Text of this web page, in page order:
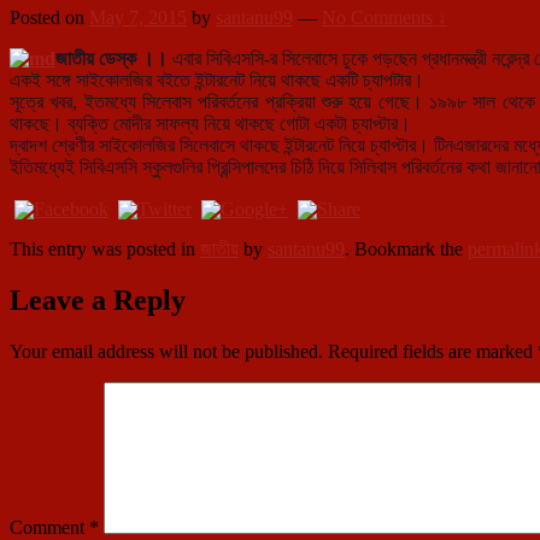
Posted on May 7, 2015 by santanu99 — No Comments ↓
জাতীয় ডেস্ক ।। এবার সিবিএসসি-র সিলেবাসে ঢুকে পড়ছেন প্রধানমন্ত্রী
একই সঙ্গে সাইকোলজির বইতে ইন্টারনেট নিয়ে থাকছে একটি চ্যাপটার।
সূত্রে খবর, ইতমধ্যে সিলেবাস পরিবর্তনের প্রক্রিয়া শুরু হয়ে গেছে। ১৯৯৮ সাল
থাকছে। ব্যক্তি মোদীর সাফল্য নিয়ে থাকছে গোটা একটা চ্যাপ্টার।
দ্বাদশ শ্রেণীর সাইকোলজির সিলেবাসে থাকছে ইন্টারনেট নিয়ে চ্যাপ্টার।
ইতিমধ্যেই সিবিএসসি স্কুলগুলির প্রিন্সিপালদের চিঠি দিয়ে সিলিবাস পরিবর্তনের কথা
This entry was posted in জাতীয় by santanu99. Bookmark the permalink
Leave a Reply
Your email address will not be published. Required fields are marked
Comment *